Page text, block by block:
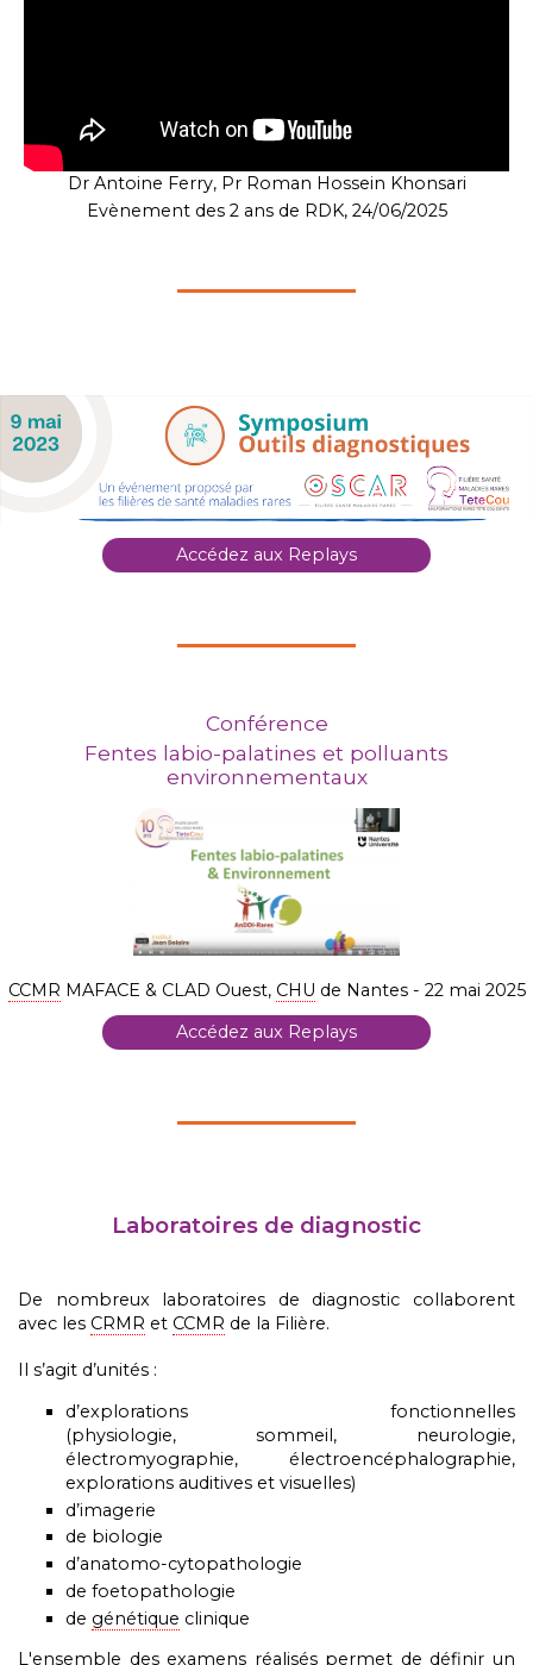
Dr Antoine Ferry, Pr Roman Hossein Khonsari
Evènement des 2 ans de RDK, 24/06/2025
Accédez aux Replays
Conférence
Fentes labio-palatines et polluants
environnementaux
CCMR MAFACE & CLAD Ouest, CHU de Nantes - 22 mai 2025
Accédez aux Replays
Laboratoires de diagnostic
De nombreux laboratoires de diagnostic collaborent
avec les CRMR et CCMR de la Filière.
Il s’agit d’unités :
d’explorations fonctionnelles
(physiologie, sommeil, neurologie,
électromyographie, électroencéphalographie,
explorations auditives et visuelles)
d’imagerie
de biologie
d’anatomo-cytopathologie
de foetopathologie
de génétique clinique
L'ensemble des examens réalisés permet de définir un